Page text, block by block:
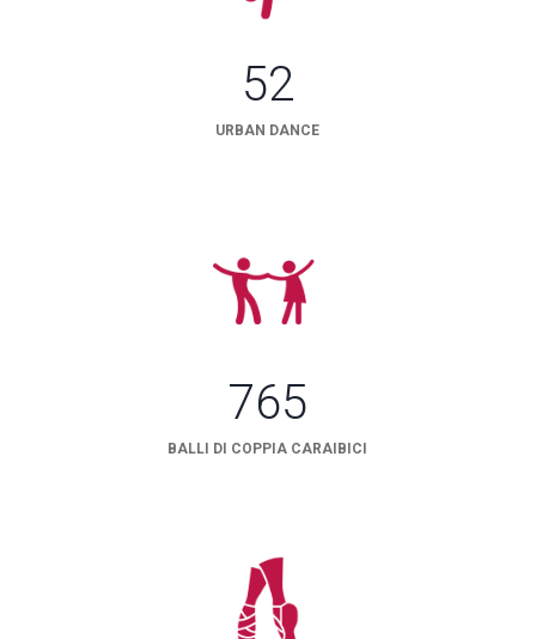
52
URBAN DANCE
765
BALLI DI COPPIA CARAIBICI